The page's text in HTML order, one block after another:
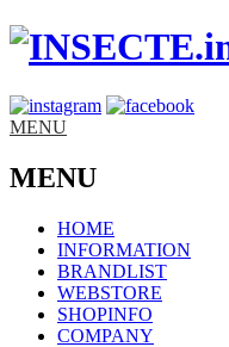
MENU
MENU
HOME
INFORMATION
BRANDLIST
WEBSTORE
SHOPINFO
COMPANY